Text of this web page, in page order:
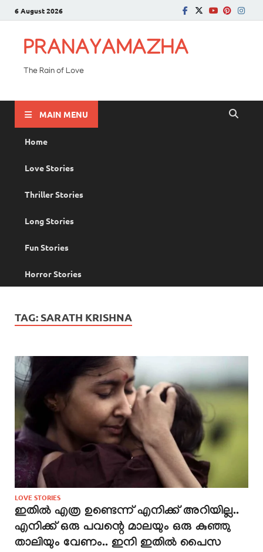
6 August 2026
PRANAYAMAZHA
The Rain of Love
MAIN MENU
Home
Love Stories
Thriller Stories
Long Stories
Fun Stories
Horror Stories
TAG: SARATH KRISHNA
LOVE STORIES
ഇതിൽ എത്ര ഉണ്ടെന്ന് എനിക്ക് അറിയില്ല..
എനിക്ക് ഒരു പവന്റെ മാലയും ഒരു കുഞ്ഞു
താലിയും വേണം.. ഇനി ഇതിൽ പൈസ